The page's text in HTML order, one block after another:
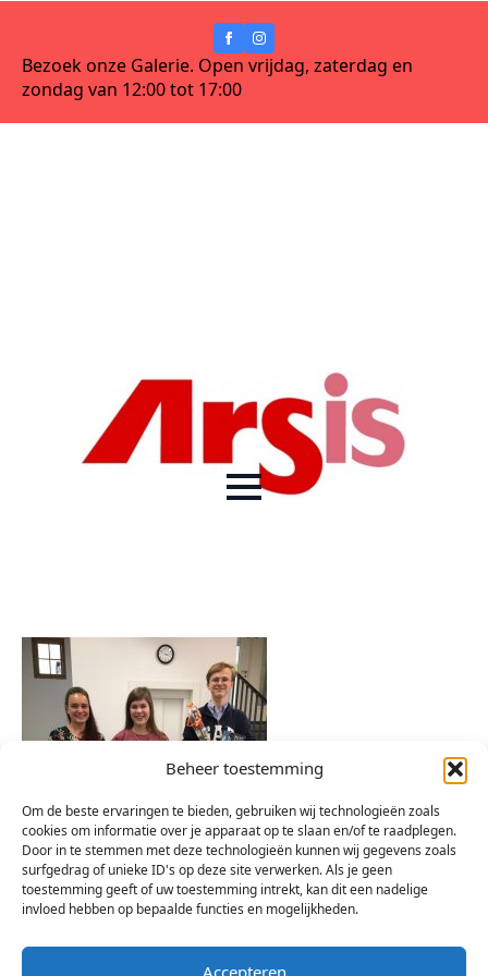
Beheer toestemming
Om de beste ervaringen te bieden, gebruiken wij technologieën zoals
cookies om informatie over je apparaat op te slaan en/of te raadplegen.
Door in te stemmen met deze technologieën kunnen wij gegevens zoals
surfgedrag of unieke ID's op deze site verwerken. Als je geen
toestemming geeft of uw toestemming intrekt, kan dit een nadelige
invloed hebben op bepaalde functies en mogelijkheden.
Accepteren
Bezoek onze Galerie. Open vrijdag, zaterdag en
zondag van 12:00 tot 17:00